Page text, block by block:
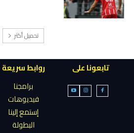
تحميل أكثر
تابعونا على
روابط سريعة
برامجنا
فيديوهات
إستمع إلينا
البطولة